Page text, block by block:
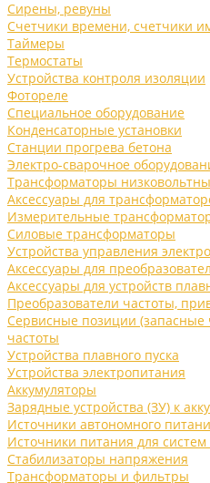
Сирены, ревуны
Счетчики времени, счетчики
Таймеры
Термостаты
Устройства контроля изоляции
Фотореле
Специальное оборудование
Конденсаторные установки
Станции прогрева бетона
Электро-сварочное
Трансформаторы
Аксессуары для
Измерительные
Силовые трансформаторы
Устройства управления
Аксессуары для
Аксессуары для устройств
Преобразователи частоты,
Сервисные позиции (запасные
частоты
Устройства плавного пуска
Устройства электропитания
Аккумуляторы
Зарядные устройства (ЗУ) к
Источники автономного
Источники питания для систем
Стабилизаторы напряжения
Трансформаторы и фильтры